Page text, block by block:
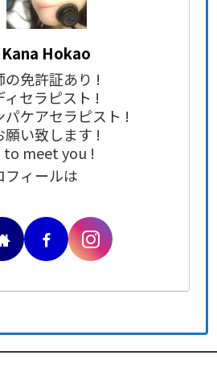
Kana Hokao
免許証あり !
セラピスト !
ケアセラピスト !
い致します !
meet you !
フィールは